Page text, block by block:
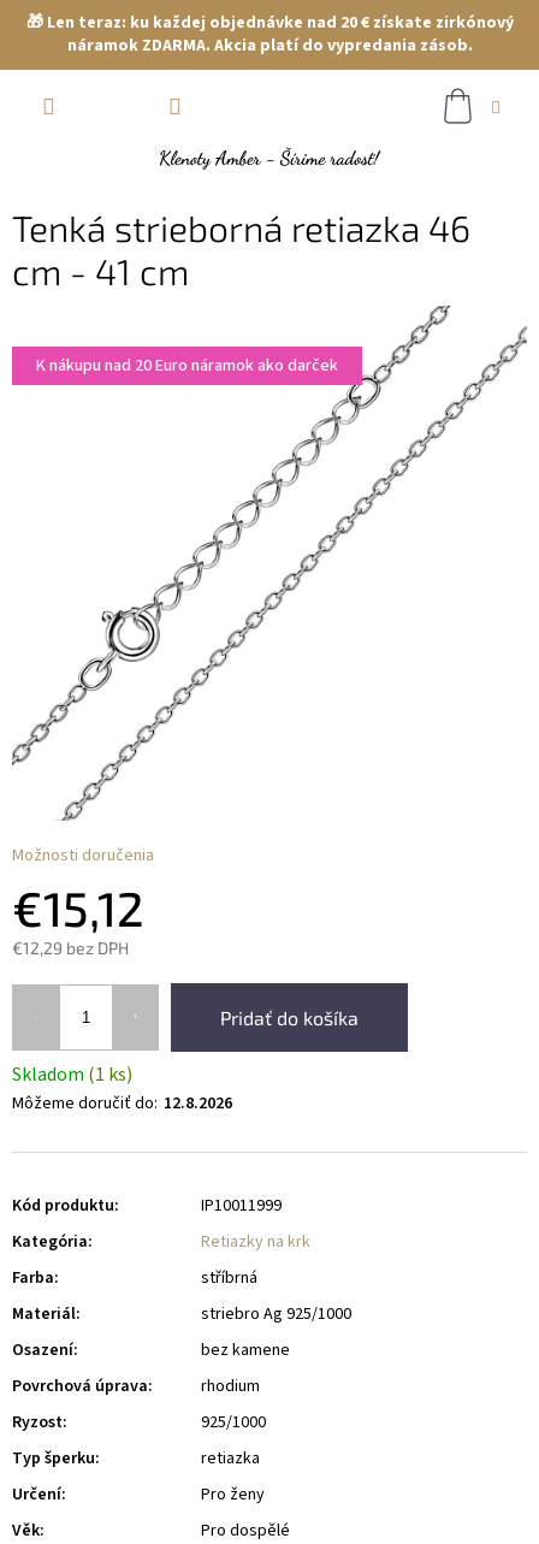
🎁 Len teraz: ku každej objednávke nad 20 € získate zirkónový
náramok ZDARMA. Akcia platí do vypredania zásob.
Tenká strieborná retiazka 46
cm - 41 cm
K nákupu nad 20 Euro náramok ako darček
€15,12
€12,29 bez DPH
Pridať do košíka
Skladom (1 ks)
Môžeme doručiť do: 12.8.2026
Možnosti doručenia
Kód produktu:
IP10011999
Kategória:
Retiazky na krk
Farba:
stříbrná
Materiál:
striebro Ag 925/1000
Osazení:
bez kamene
Povrchová úprava:
rhodium
Ryzost:
925/1000
Typ šperku:
retiazka
Určení:
Pro ženy
Věk: Pro dospělé